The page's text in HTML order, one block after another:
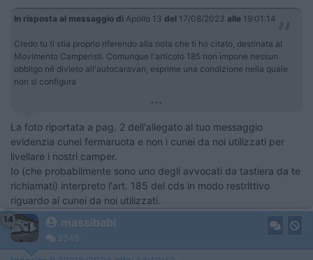
In risposta al messaggio di Apollo 13 del 17/08/2023 alle 19:01:14
Credo tu ti stia proprio riferendo alla nota che ti ho citato, destinata al
Movimento Camperisti. Comunque l'articolo 185 non impone nessun
obbligo né divieto all'autocaravan, esprime una condizione nella quale
non si configura
...
La foto riportata a pag. 2 dell'allegato al tuo messaggio
evidenzia cunei fermaruota e non i cunei da noi utilizzati per
livellare i nostri camper.
Io (che probabilmente sono uno degli avvocati da tastiera da te
richiamati) interpreto l'art. 185 del cds in modo restrittivo
riguardo ai cunei da noi utilizzati.
14 massibabi
2345